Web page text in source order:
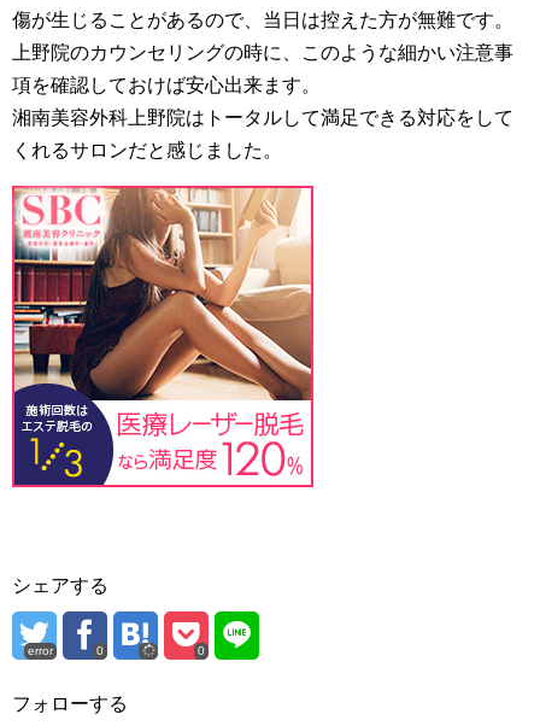
傷が生じることがあるので、当日は控えた方が無難です。
上野院のカウンセリングの時に、このような細かい注意事
項を確認しておけば安心出来ます。
湘南美容外科上野院はトータルして満足できる対応をして
くれるサロンだと感じました。
シェアする
error 0 0
フォローする